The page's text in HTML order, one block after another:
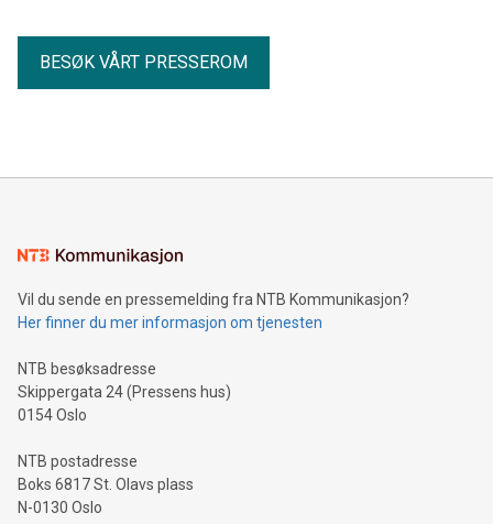
BESØK VÅRT PRESSEROM
Vil du sende en pressemelding fra NTB Kommunikasjon?
Her finner du mer informasjon om tjenesten
NTB besøksadresse
Skippergata 24 (Pressens hus)
0154 Oslo
NTB postadresse
Boks 6817 St. Olavs plass
N-0130 Oslo